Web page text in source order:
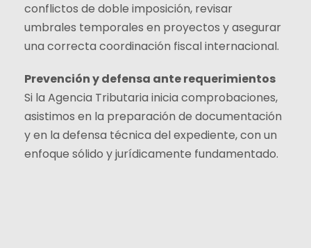
conflictos de doble imposición, revisar
umbrales temporales en proyectos y asegurar
una correcta coordinación fiscal internacional.
Prevención y defensa ante requerimientos
Si la Agencia Tributaria inicia comprobaciones,
asistimos en la preparación de documentación
y en la defensa técnica del expediente, con un
enfoque sólido y jurídicamente fundamentado.